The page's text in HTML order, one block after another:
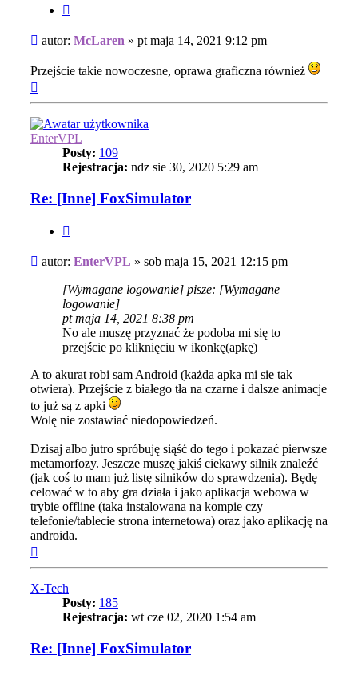
Post
autor: McLaren » pt maja 14, 2021 9:12 pm
Przejście takie nowoczesne, oprawa graficzna również
EnterVPL
Posty: 109
Rejestracja: ndz sie 30, 2020 5:29 am
Re: [Inne] FoxSimulator
Post
autor: EnterVPL » sob maja 15, 2021 12:15 pm
[Wymagane logowanie] pisze: [Wymagane
logowanie]
pt maja 14, 2021 8:38 pm
No ale muszę przyznać że podoba mi się to
przejście po kliknięciu w ikonkę(apkę)
A to akurat robi sam Android (każda apka mi sie tak
otwiera). Przejście z białego tła na czarne i dalsze animacje
to już są z apki
Wolę nie zostawiać niedopowiedzeń.
Dzisaj albo jutro spróbuję siąść do tego i pokazać pierwsze
metamorfozy. Jeszcze muszę jakiś ciekawy silnik znaleźć
(jak coś to mam już listę silników do sprawdzenia). Będę
celować w to aby gra działa i jako aplikacja webowa w
trybie offline (taka instalowana na kompie czy
telefonie/tablecie strona internetowa) oraz jako aplikację na
androida.
górę
X-Tech
Posty: 185
Rejestracja: wt cze 02, 2020 1:54 am
Re: [Inne] FoxSimulator